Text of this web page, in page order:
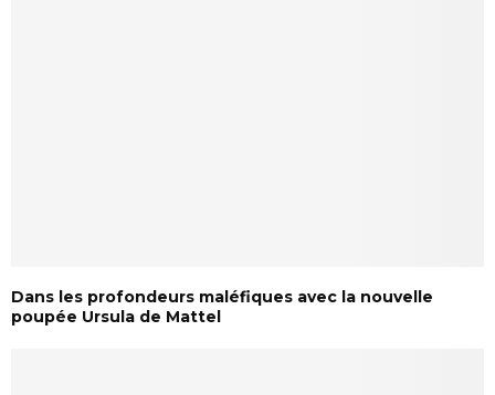
Dans les profondeurs maléfiques avec la nouvelle
poupée Ursula de Mattel